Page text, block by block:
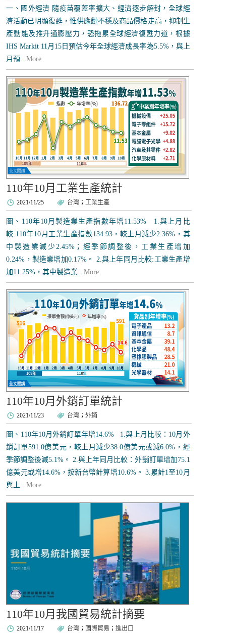
一、國外經濟 隨疫苗覆蓋率擴大、經濟逐步解封，全球經
濟活動已明顯復甦，惟供應鏈不穩及商品價格走高，抑制生
產動能及推升通膨壓力，恐拖累全球經濟復甦力道，根據
IHS Markit 11月15日預估今年全球經濟成長率為5.5%，與上
月預...More
110年10月工業生產統計
2021/11/25 台灣 ；工業生產
圖、110年10月製造業生產指數年增11.53% 1.與上月比
較:110年10月工業生產指數134.93，較上月減少2.36%，其
中製造業減少2.45%；經季節調整後，工業生產增加
0.24%，製造業增加0.17%。 2.與上年同月比較:工業生產增
加11.25%，其中製造業...More
110年10月外銷訂單統計
2021/11/23 台灣 ；外銷
圖、110年10月外銷訂單年增14.6% 1.與上月比較：10月外
銷訂單591.0億美元，較上月減少38.0億美元或減6.0%，經
季節調整後減5.1%。 2.與上年同月比較：外銷訂單增加75.1
億美元或增14.6%，按新台幣計算增10.6%。 3.累計1至10月
與上...More
110年10月我國貿易統計摘要
2021/11/17 台灣 ； 國際貿易 ；進出口